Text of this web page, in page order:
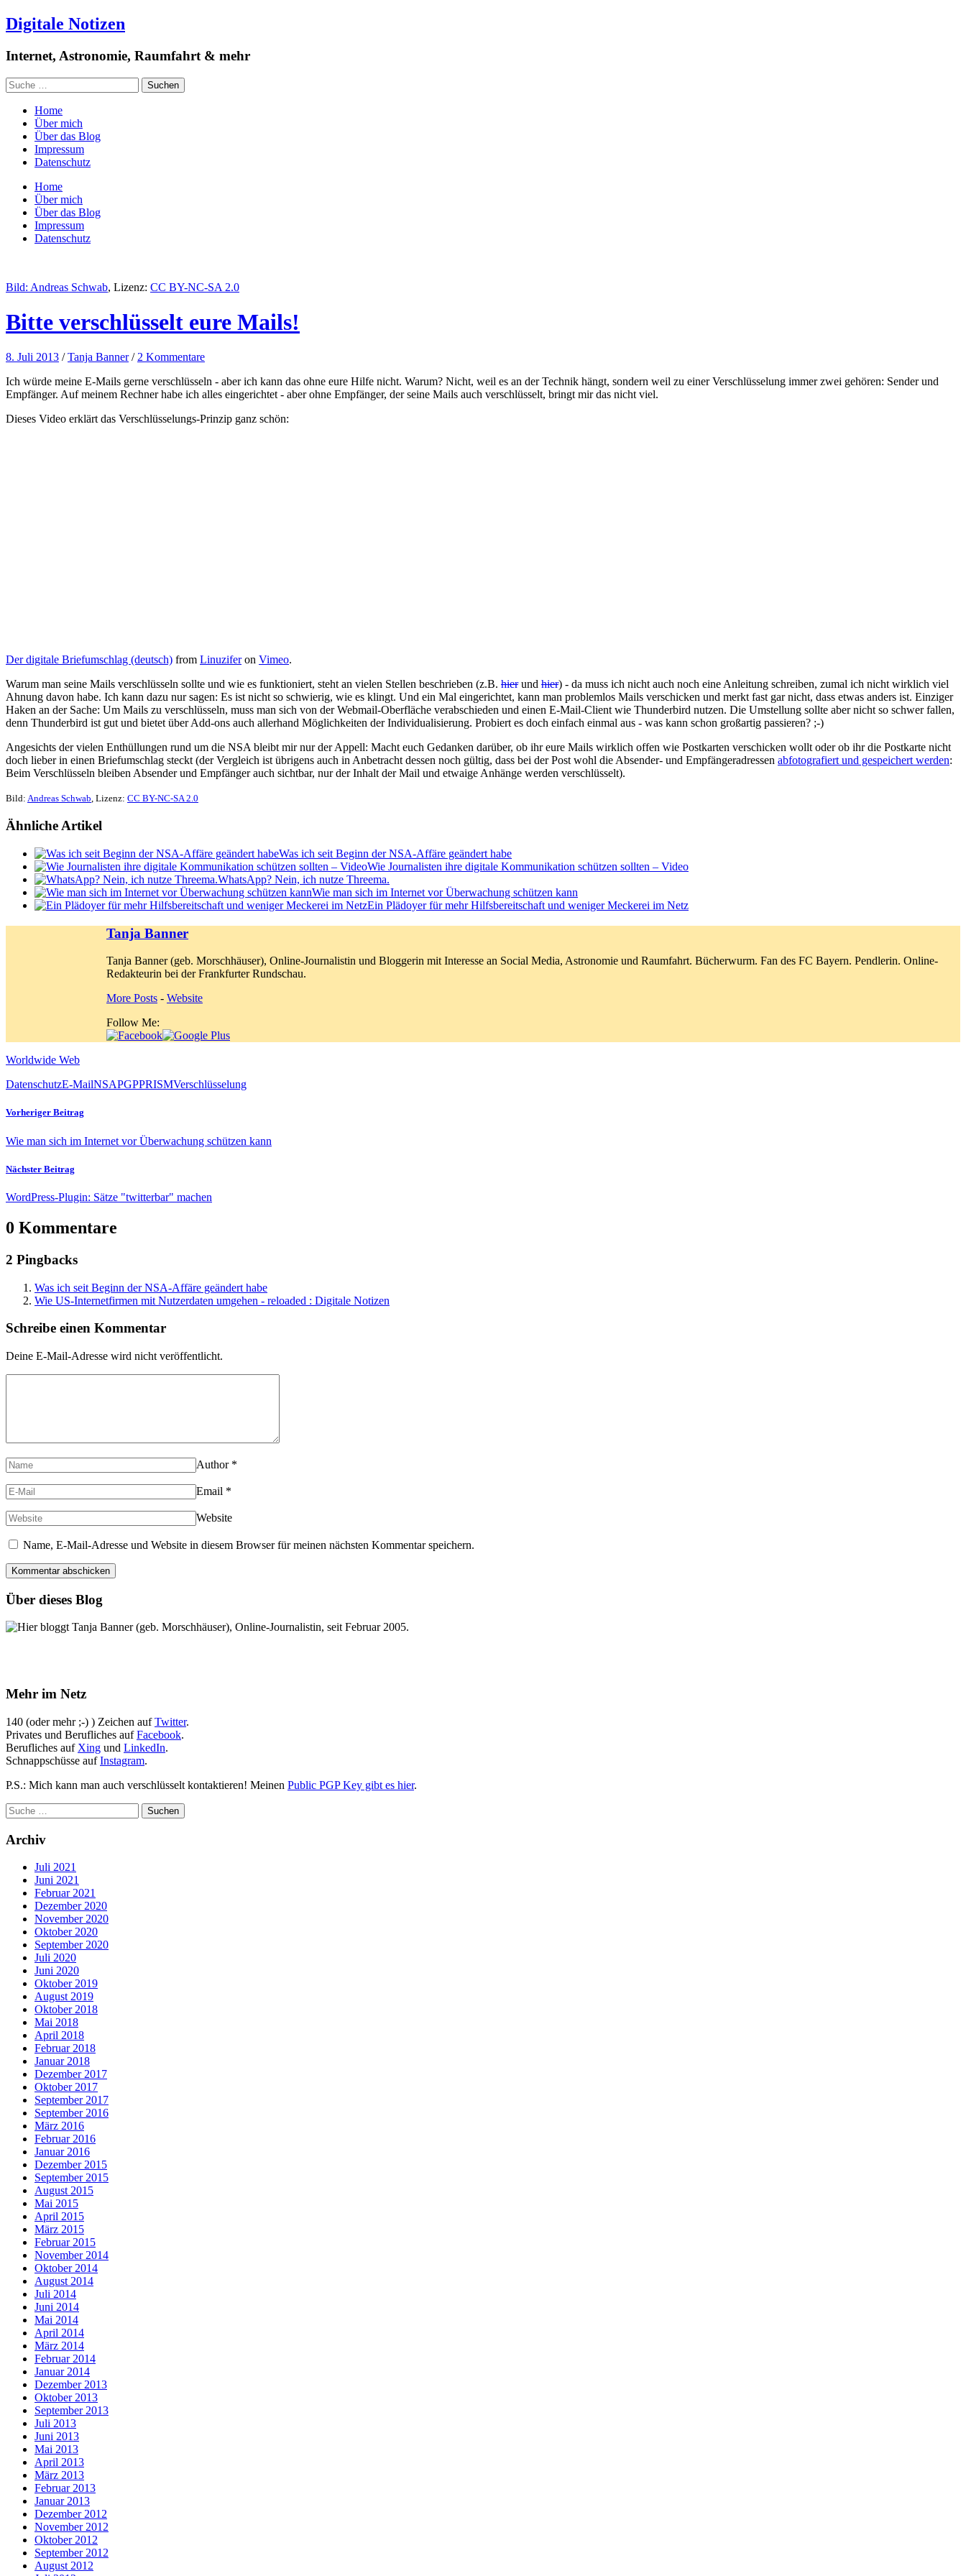
Digitale Notizen
Internet, Astronomie, Raumfahrt & mehr
Home
Über mich
Über das Blog
Impressum
Datenschutz
Home
Über mich
Über das Blog
Impressum
Datenschutz
Bild: Andreas Schwab, Lizenz: CC BY-NC-SA 2.0
Bitte verschlüsselt eure Mails!
8. Juli 2013 /Tanja Banner /2 Kommentare
Ich würde meine E-Mails gerne verschlüsseln - aber ich kann das ohne eure Hilfe nicht. Warum? Nicht, weil es an der Technik hängt, sondern weil zu einer Verschlüsselung immer zwei gehören: Sender und
Empfänger. Auf meinem Rechner habe ich alles eingerichtet - aber ohne Empfänger, der seine Mails auch verschlüsselt, bringt mir das nicht viel.
Dieses Video erklärt das Verschlüsselungs-Prinzip ganz schön:
Der digitale Briefumschlag (deutsch) from Linuziferon Vimeo.
Warum man seine Mails verschlüsseln sollte und wie es funktioniert, steht an vielen Stellen beschrieben (z.B. hierund hier) - da muss ich nicht auch noch eine Anleitung schreiben, zumal ich nicht wirklich viel
Ahnung davon habe. Ich kann dazu nur sagen: Es ist nicht so schwierig, wie es klingt. Und ein Mal eingerichtet, kann man problemlos Mails verschicken und merkt fast gar nicht, dass etwas anders ist. Einziger
Haken an der Sache: Um Mails zu verschlüsseln, muss man sich von der Webmail-Oberfläche verabschieden und einen E-Mail-Client wie Thunderbird nutzen. Die Umstellung sollte aber nicht so schwer fallen,
denn Thunderbird ist gut und bietet über Add-ons auch allerhand Möglichkeiten der Individualisierung. Probiert es doch einfach einmal aus - was kann schon großartig passieren? ;-)
Angesichts der vielen Enthüllungen rund um die NSA bleibt mir nur der Appell: Macht euch Gedanken darüber, ob ihr eure Mails wirklich offen wie Postkarten verschicken wollt oder ob ihr die Postkarte nicht
doch lieber in einen Briefumschlag steckt (der Vergleich ist übrigens auch in Anbetracht dessen noch gültig, dass bei der Post wohl die Absender- und Empfängeradressen abfotografiert und gespeichert werden:
Beim Verschlüsseln bleiben Absender und Empfänger auch sichtbar, nur der Inhalt der Mail und etwaige Anhänge werden verschlüsselt).
Bild: Andreas Schwab, Lizenz: CC BY-NC-SA 2.0
Ähnliche Artikel
Was ich seit Beginn der NSA-Affäre geändert habe
Wie Journalisten ihre digitale Kommunikation schützen sollten – Video
WhatsApp? Nein, ich nutze Threema.
Wie man sich im Internet vor Überwachung schützen kann
Ein Plädoyer für mehr Hilfsbereitschaft und weniger Meckerei im Netz
Tanja Banner
Tanja Banner (geb. Morschhäuser), Online-Journalistin und Bloggerin mit Interesse an Social Media, Astronomie und Raumfahrt. Bücherwurm. Fan des FC Bayern. Pendlerin. Online-
Redakteurin bei der Frankfurter Rundschau.
More Posts - Website
Follow Me:
Worldwide Web
DatenschutzE-MailNSAPGPPRISMVerschlüsselung
Vorheriger Beitrag
Wie man sich im Internet vor Überwachung schützen kann
Nächster Beitrag
WordPress-Plugin: Sätze "twitterbar" machen
0 Kommentare
2 Pingbacks
Was ich seit Beginn der NSA-Affäre geändert habe
Wie US-Internetfirmen mit Nutzerdaten umgehen - reloaded : Digitale Notizen
Schreibe einen Kommentar
Deine E-Mail-Adresse wird nicht veröffentlicht.
Author *
Email *
Website
Name, E-Mail-Adresse und Website in diesem Browser für meinen nächsten Kommentar speichern.
Über dieses Blog
Hier bloggt Tanja Banner (geb. Morschhäuser), Online-Journalistin, seit Februar 2005.
Mehr im Netz
140 (oder mehr ;-) ) Zeichen aufTwitter.
Privates und Berufliches aufFacebook.
Berufliches auf Xing und LinkedIn.
Schnappschüsse aufInstagram.
P.S.: Mich kann man auch verschlüsselt kontaktieren! Meinen Public PGP Key gibt es hier.
Archiv
Juli 2021
Juni 2021
Februar 2021
Dezember 2020
November 2020
Oktober 2020
September 2020
Juli 2020
Juni 2020
Oktober 2019
August 2019
Oktober 2018
Mai 2018
April 2018
Februar 2018
Januar 2018
Dezember 2017
Oktober 2017
September 2017
September 2016
März 2016
Februar 2016
Januar 2016
Dezember 2015
September 2015
August 2015
Mai 2015
April 2015
März 2015
Februar 2015
November 2014
Oktober 2014
August 2014
Juli 2014
Juni 2014
Mai 2014
April 2014
März 2014
Februar 2014
Januar 2014
Dezember 2013
Oktober 2013
September 2013
Juli 2013
Juni 2013
Mai 2013
April 2013
März 2013
Februar 2013
Januar 2013
Dezember 2012
November 2012
Oktober 2012
September 2012
August 2012